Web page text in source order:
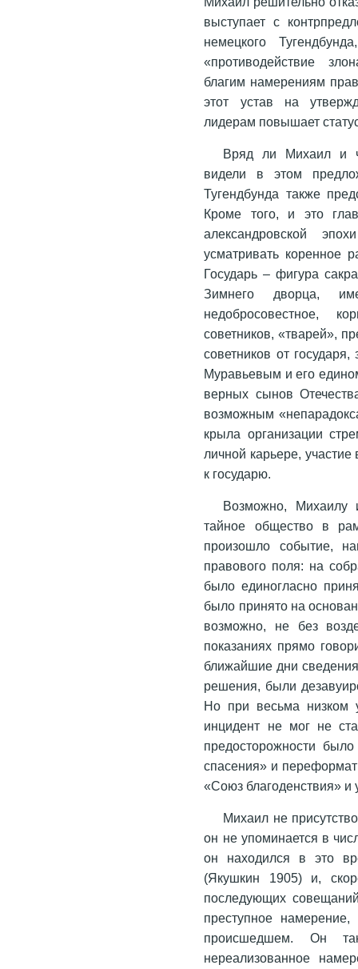
выступает с
немецкого
«противодействие
благим намерениям
этот устав на
лидерам повышает
Вряд ли Михаил и
видели в этом
Тугендбунда также
Кроме того, и это
александровской
усматривать коренное
Государь – фигура
Зимнего дворца,
недобросовестное,
советников, «тварей»,
советников от
Муравьевым и его
верных сынов
возможным
крыла организации
личной карьере,
к государю.
Возможно, Михаилу
тайное общество в
произошло событие,
правового поля: на
было единогласно
было принято на
возможно, не без
показаниях прямо
ближайшие дни
решения, были
Но при весьма низком
инцидент не мог не
предосторожности
спасения» и
«Союз благоденствия» и
Михаил не
он не упоминается в
он находился в это
(Якушкин 1905) и,
последующих
преступное
происшедшем. Он
нереализованное